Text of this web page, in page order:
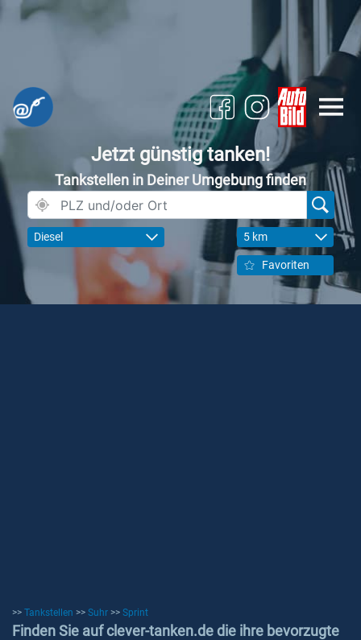
Jetzt günstig tanken!
Tankstellen in Deiner Umgebung finden
Diesel 5 km
Favoriten
>> Tankstellen >> Suhr >> Sprint
Finden Sie auf clever-tanken.de die ihre bevorzugte